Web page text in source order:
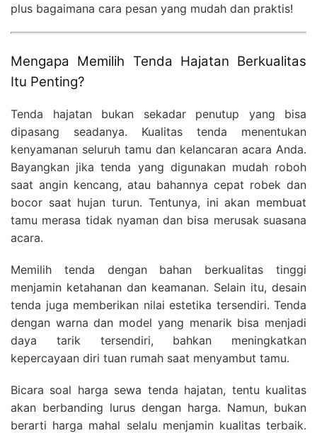
plus bagaimana cara pesan yang mudah dan praktis!
Mengapa Memilih Tenda Hajatan Berkualitas
Itu Penting?
Tenda hajatan bukan sekadar penutup yang bisa
dipasang seadanya. Kualitas tenda menentukan
kenyamanan seluruh tamu dan kelancaran acara Anda.
Bayangkan jika tenda yang digunakan mudah roboh
saat angin kencang, atau bahannya cepat robek dan
bocor saat hujan turun. Tentunya, ini akan membuat
tamu merasa tidak nyaman dan bisa merusak suasana
acara.
Memilih tenda dengan bahan berkualitas tinggi
menjamin ketahanan dan keamanan. Selain itu, desain
tenda juga memberikan nilai estetika tersendiri. Tenda
dengan warna dan model yang menarik bisa menjadi
daya tarik tersendiri, bahkan meningkatkan
kepercayaan diri tuan rumah saat menyambut tamu.
Bicara soal harga sewa tenda hajatan, tentu kualitas
akan berbanding lurus dengan harga. Namun, bukan
berarti harga mahal selalu menjamin kualitas terbaik.